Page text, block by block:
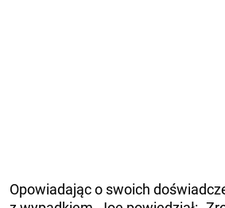
Opowiadając o swoich